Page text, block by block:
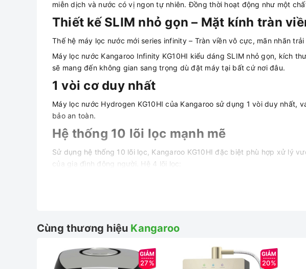
miễn dịch và nước có vị ngon tự nhiên. Đồng thời hoạt động như một
Thiết kế SLIM nhỏ gọn – Mặt kính tràn
Thế hệ máy lọc nước mới series infinity – Tràn viền vô cực, mãn nhãn
Máy lọc nước Kangaroo Infinity KG10HI kiểu dáng SLIM nhỏ gọn, kích
sẽ mang đến không gian sang trọng dù đặt máy tại bất cứ nơi đâu.
1 vòi cơ duy nhất
Máy lọc nước Hydrogen KG10HI của Kangaroo sử dụng 1 vòi duy
bảo an toàn.
Hệ thống 10 lõi lọc mạnh mẽ
Sử dụng hệ thống 10 lõi lọc, Kangaroo KG10HI đặc biệt phù hợp xử lý
của gia đình đông người. Hệ 4 lõi lọc:
Lõi 1 (PP 5 Micron): Loại bỏ các chất rắn lơ lửng trong nước: chất
Hệ lõi Hydrogen giàu khoáng chất
Tận hưởng nguồn nước hydrogen quý giá để sống khỏe với máy lọc
Nam.
Cùng thương hiệu Kangaroo
27% 20%